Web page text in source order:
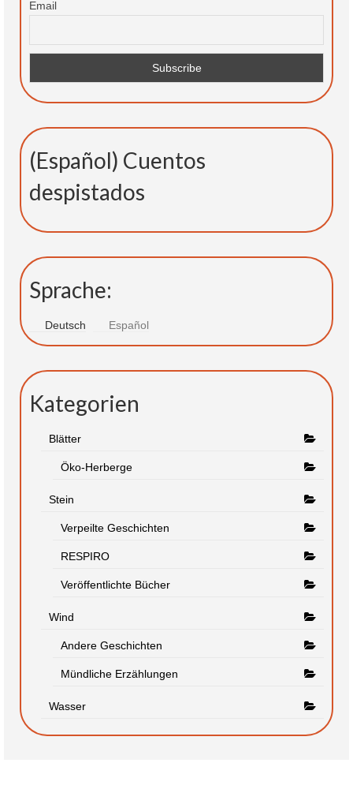
Email
(Español) Cuentos
despistados
Sprache:
Deutsch Español
Kategorien
Blätter
Öko-Herberge
Stein
Verpeilte Geschichten
RESPIRO
Veröffentlichte Bücher
Wind
Andere Geschichten
Mündliche Erzählungen
Wasser